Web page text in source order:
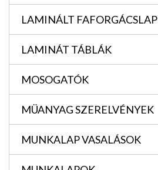
LAMINÁLT FAFORGÁCSLAP
LAMINÁT TÁBLÁK
MOSOGATÓK
MÜANYAG SZERELVÉNYEK
MUNKALAP VASALÁSOK